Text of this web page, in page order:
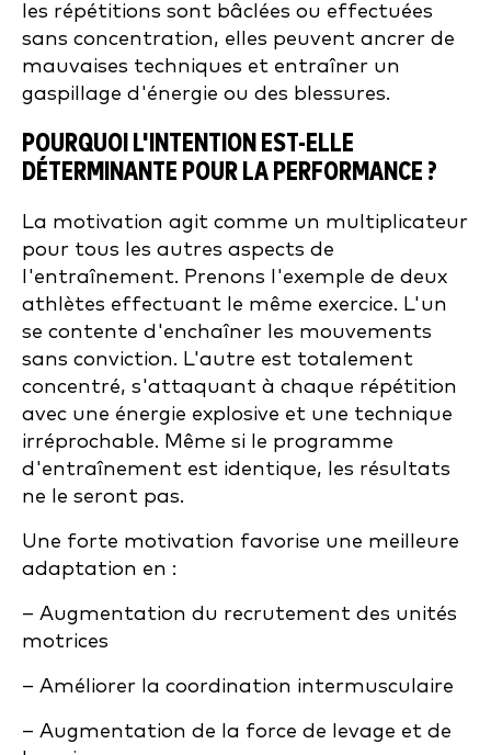
les répétitions sont bâclées ou effectuées
sans concentration, elles peuvent ancrer de
mauvaises techniques et entraîner un
gaspillage d'énergie ou des blessures.
POURQUOI L'INTENTION EST-ELLE
DÉTERMINANTE POUR LA PERFORMANCE ?
La motivation agit comme un multiplicateur
pour tous les autres aspects de
l'entraînement. Prenons l'exemple de deux
athlètes effectuant le même exercice. L'un
se contente d'enchaîner les mouvements
sans conviction. L'autre est totalement
concentré, s'attaquant à chaque répétition
avec une énergie explosive et une technique
irréprochable. Même si le programme
d'entraînement est identique, les résultats
ne le seront pas.
Une forte motivation favorise une meilleure
adaptation en :
– Augmentation du recrutement des unités
motrices
– Améliorer la coordination intermusculaire
– Augmentation de la force de levage et de